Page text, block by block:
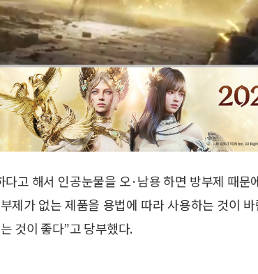
고 해서 인공눈물을 오·남용 하면 방부제 때문
제가 없는 제품을 용법에 따라 사용하는 것이
것이 좋다”고 당부했다.